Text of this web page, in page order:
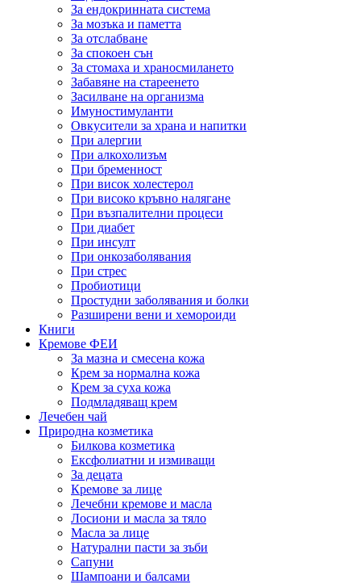
За ендокринната система
За мозъка и паметта
За отслабване
За спокоен сън
За стомаха и храносмилането
Забавяне на стареенето
Засилване на организма
Имуностимуланти
Овкусители за храна и напитки
При алергии
При алкохолизъм
При бременност
При висок холестерол
При високо кръвно налягане
При възпалителни процеси
При диабет
При инсулт
При онкозаболявания
При стрес
Пробиотици
Простудни заболявания и болки
Разширени вени и хемороиди
Книги
Кремове ФЕИ
За мазна и смесена кожа
Крем за нормална кожа
Крем за суха кожа
Подмладяващ крем
Лечебен чай
Природна козметика
Билкова козметика
Ексфолиатни и измиващи
За децата
Кремове за лице
Лечебни кремове и масла
Лосиони и масла за тяло
Масла за лице
Натурални пасти за зъби
Сапуни
Шампоани и балсами